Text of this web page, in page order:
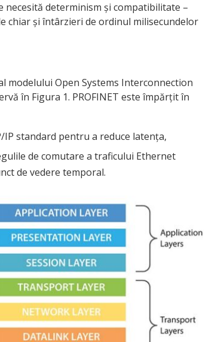
necesită determinism și compatibilitate –
chiar și întârzieri de ordinul milisecundelor
modelului Open Systems Interconnection
în Figura 1. PROFINET este împărțit în
IP standard pentru a reduce latența,
de comutare a traficului Ethernet
de vedere temporal.